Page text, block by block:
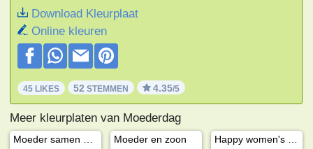
Download Kleurplaat
Online kleuren
45 LIKES 52 STEMMEN 4.35/5
Meer kleurplaten van Moederdag
Moeder en zoon